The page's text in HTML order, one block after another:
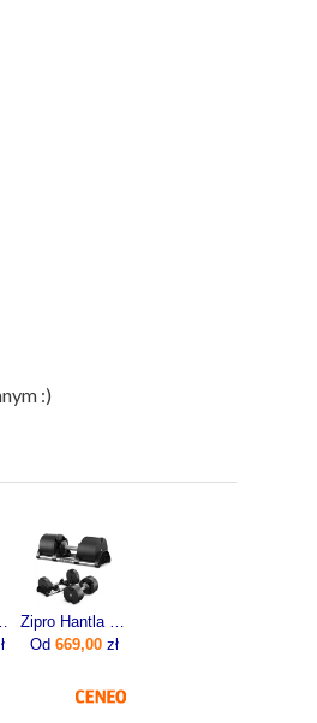
:)
Zipro Hantla Z Regulowanym Obciążeniem Round 36Kg
Od 669,00zł